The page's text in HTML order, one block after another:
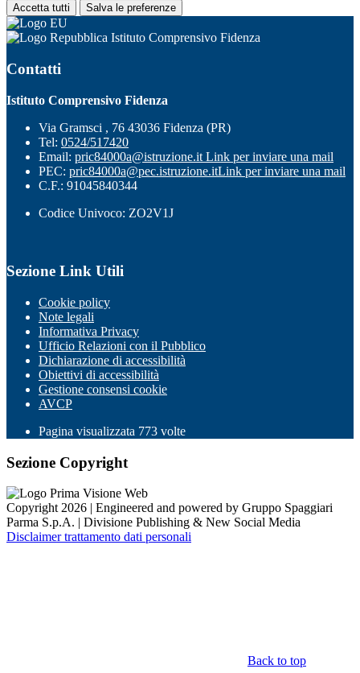
Accetta tutti Salva le preferenze
Istituto Comprensivo Fidenza
Contatti
Istituto Comprensivo Fidenza
Via Gramsci , 76 43036 Fidenza (PR)
Tel: 0524/517420
Email: pric84000a@istruzione.it Link per inviare una mail
PEC: pric84000a@pec.istruzione.itLink per inviare una mail
C.F.: 91045840344
Codice Univoco: ZO2V1J
Sezione Link Utili
Cookie policy
Note legali
Informativa Privacy
Ufficio Relazioni con il Pubblico
Dichiarazione di accessibilità
Obiettivi di accessibilità
Gestione consensi cookie
AVCP
Pagina visualizzata 773 volte
Sezione Copyright
Copyright 2026 | Engineered and powered by Gruppo Spaggiari
Parma S.p.A. | Divisione Publishing & New Social Media
Disclaimer trattamento dati personali
Back to top